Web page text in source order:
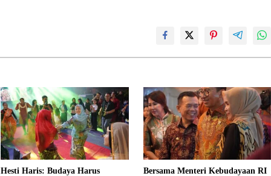
Hesti Haris: Budaya Harus
Bersama Menteri Kebudayaan RI